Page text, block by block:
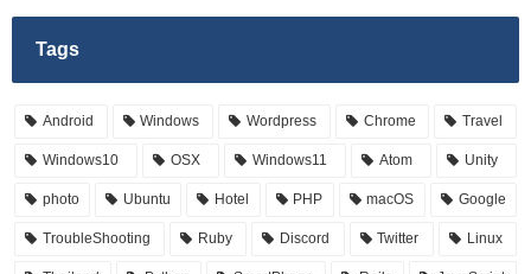
Tags
Android Windows Wordpress Chrome Travel
Windows10 OSX Windows11 Atom Unity
photo Ubuntu Hotel PHP macOS Google
TroubleShooting Ruby Discord Twitter Linux